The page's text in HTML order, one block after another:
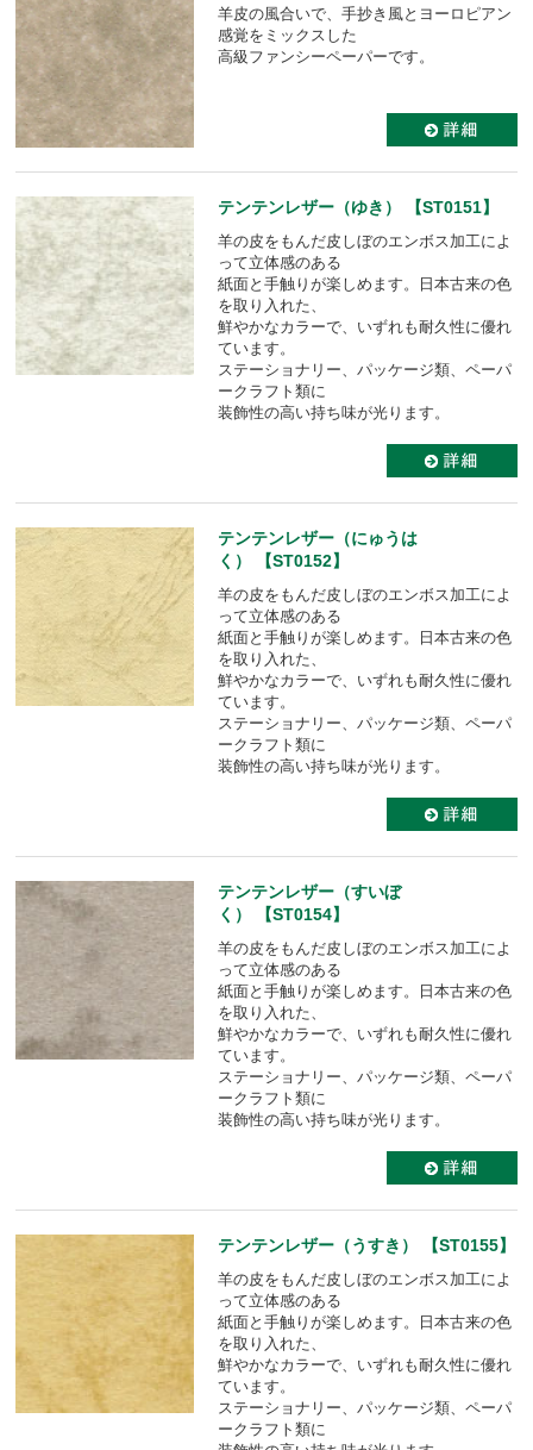
羊皮の風合いで、手抄き風とヨーロピアン
感覚をミックスした
高級ファンシーペーパーです。
テンテンレザー（ゆき） 【ST0151】
羊の皮をもんだ皮しぼのエンボス加工によ
って立体感のある
紙面と手触りが楽しめます。日本古来の色
を取り入れた、
鮮やかなカラーで、いずれも耐久性に優れ
ています。
ステーショナリー、パッケージ類、ペーパ
ークラフト類に
装飾性の高い持ち味が光ります。
テンテンレザー（にゅうは
く） 【ST0152】
羊の皮をもんだ皮しぼのエンボス加工によ
って立体感のある
紙面と手触りが楽しめます。日本古来の色
を取り入れた、
鮮やかなカラーで、いずれも耐久性に優れ
ています。
ステーショナリー、パッケージ類、ペーパ
ークラフト類に
装飾性の高い持ち味が光ります。
テンテンレザー（すいぼ
く） 【ST0154】
羊の皮をもんだ皮しぼのエンボス加工によ
って立体感のある
紙面と手触りが楽しめます。日本古来の色
を取り入れた、
鮮やかなカラーで、いずれも耐久性に優れ
ています。
ステーショナリー、パッケージ類、ペーパ
ークラフト類に
装飾性の高い持ち味が光ります。
テンテンレザー（うすき） 【ST0155】
羊の皮をもんだ皮しぼのエンボス加工によ
って立体感のある
紙面と手触りが楽しめます。日本古来の色
を取り入れた、
鮮やかなカラーで、いずれも耐久性に優れ
ています。
ステーショナリー、パッケージ類、ペーパ
ークラフト類に